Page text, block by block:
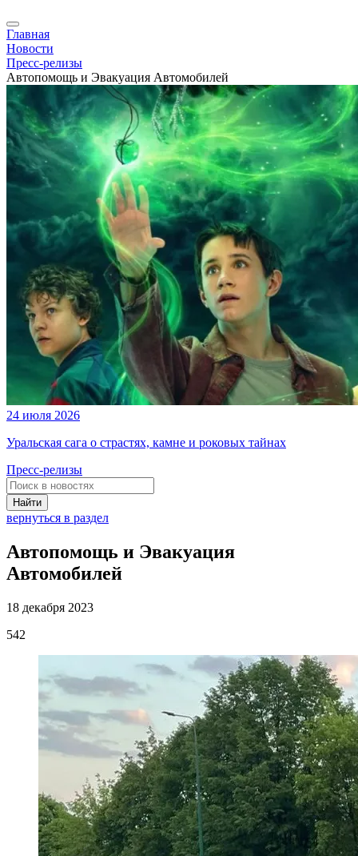
Главная
Новости
Пресс-релизы
Автопомощь и Эвакуация Автомобилей
24 июля 2026
Уральская сага о страстях, камне и роковых тайнах
Пресс-релизы
Найти
вернуться в раздел
Автопомощь и Эвакуация
Автомобилей
18 декабря 2023
542